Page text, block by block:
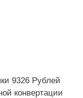
9326 Рублей
конвертации